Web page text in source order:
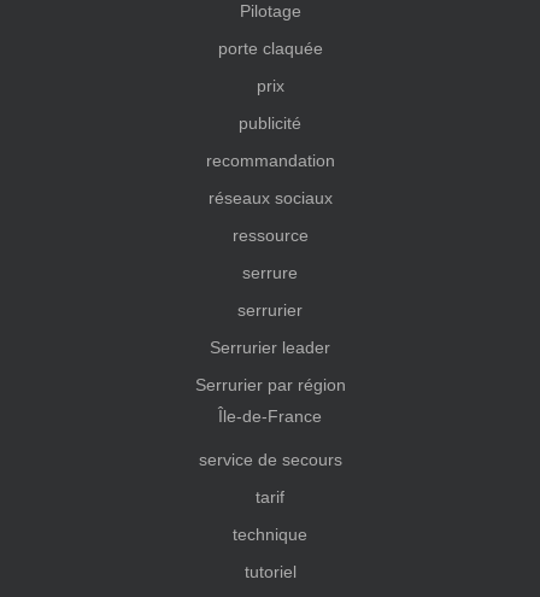
Pilotage
porte claquée
prix
publicité
recommandation
réseaux sociaux
ressource
serrure
serrurier
Serrurier leader
Serrurier par région
Île-de-France
service de secours
tarif
technique
tutoriel